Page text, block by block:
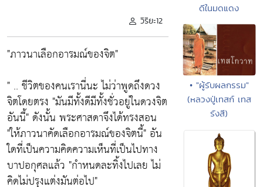
วิริยะ12
"ภาวนาเลือกอารมณ์ของจิต"
" .. ชีวิตของคนเรานี่นะ ไม่ว่าพูดถึงดวง
จิตโดยตรง "มันมีทั้งดีมีทั้งชั่วอยู่ในดวงจิต
อันนี้" ดังนั้น พระศาสดาจึงได้ทรงสอน
"ให้ภาวนาคัดเลือกอารมณ์ของจิตนี้" อัน
ใดที่เป็นความคิดความเห็นที่เป็นไปทาง
บาปอกุศลแล้ว "กำหนดละทิ้งไปเลย ไม่
คิดไม่ปรุงแต่งมันต่อไป"
ดีในมดแดง
• "ผู้รับผลกรรม"
(หลวงปู่เทสก์ เทส
รังสี)